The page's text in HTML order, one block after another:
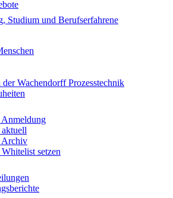
Studium und Berufserfahrene
Wachendorff Prozesstechnik
Archiv
setzen